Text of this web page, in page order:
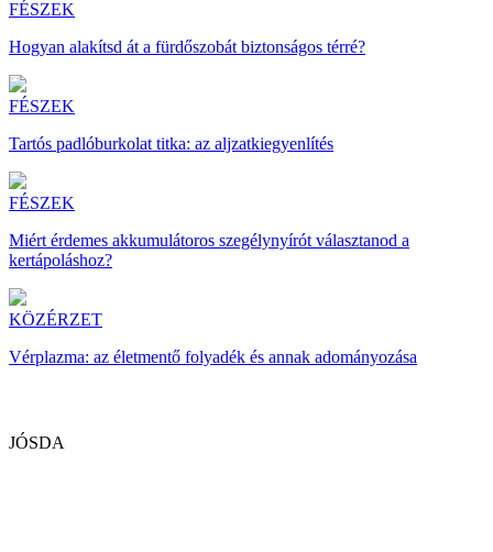
FÉSZEK
Hogyan alakítsd át a fürdőszobát biztonságos térré?
FÉSZEK
Tartós padlóburkolat titka: az aljzatkiegyenlítés
FÉSZEK
Miért érdemes akkumulátoros szegélynyírót választanod a
kertápoláshoz?
KÖZÉRZET
Vérplazma: az életmentő folyadék és annak adományozása
JÓSDA